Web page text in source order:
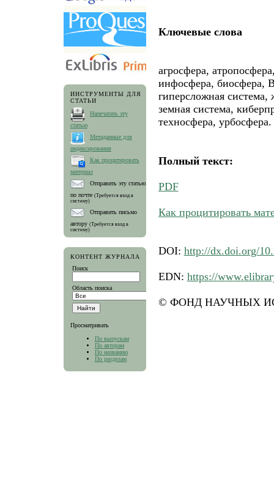
ИНСТРУМЕНТЫ ДЛЯ
СТАТЬИ
Напечатать эту
статью
Метаданные для
индексирования
Как процитировать
материал
Отправить эту статью
по почте (Требуется вход в
систему)
Отправить письмо
автору (Требуется вход в
систему)
КОНТЕНТ ЖУРНАЛА
Поиск
Область поиска
Просматривать
По выпускам
По авторам
По названию
По разделам
Ключевые слова
агросфера,
инфосфера, биосфера,
гиперсложная
земная система,
техносфера, урбосфера.
Полный текст:
PDF
Как процитировать
DOI: http://dx.doi.org/
EDN: https://
© ФОНД НАУЧНЫХ